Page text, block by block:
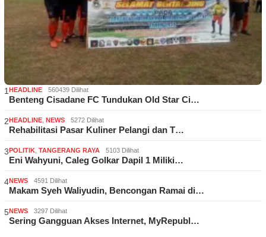
1 HEADLINE 560439 Dilihat
Benteng Cisadane FC Tundukan Old Star Ci…
2HEADLINE NEWS 5272 Dilihat
Rehabilitasi Pasar Kuliner Pelangi dan T…
3POLITIK TANGERANG RAYA 5103 Dilihat
Eni Wahyuni, Caleg Golkar Dapil 1 Miliki…
4NEWS 4591 Dilihat
Makam Syeh Waliyudin, Bencongan Ramai di…
5NEWS 3297 Dilihat
Sering Gangguan Akses Internet, MyRepubl…